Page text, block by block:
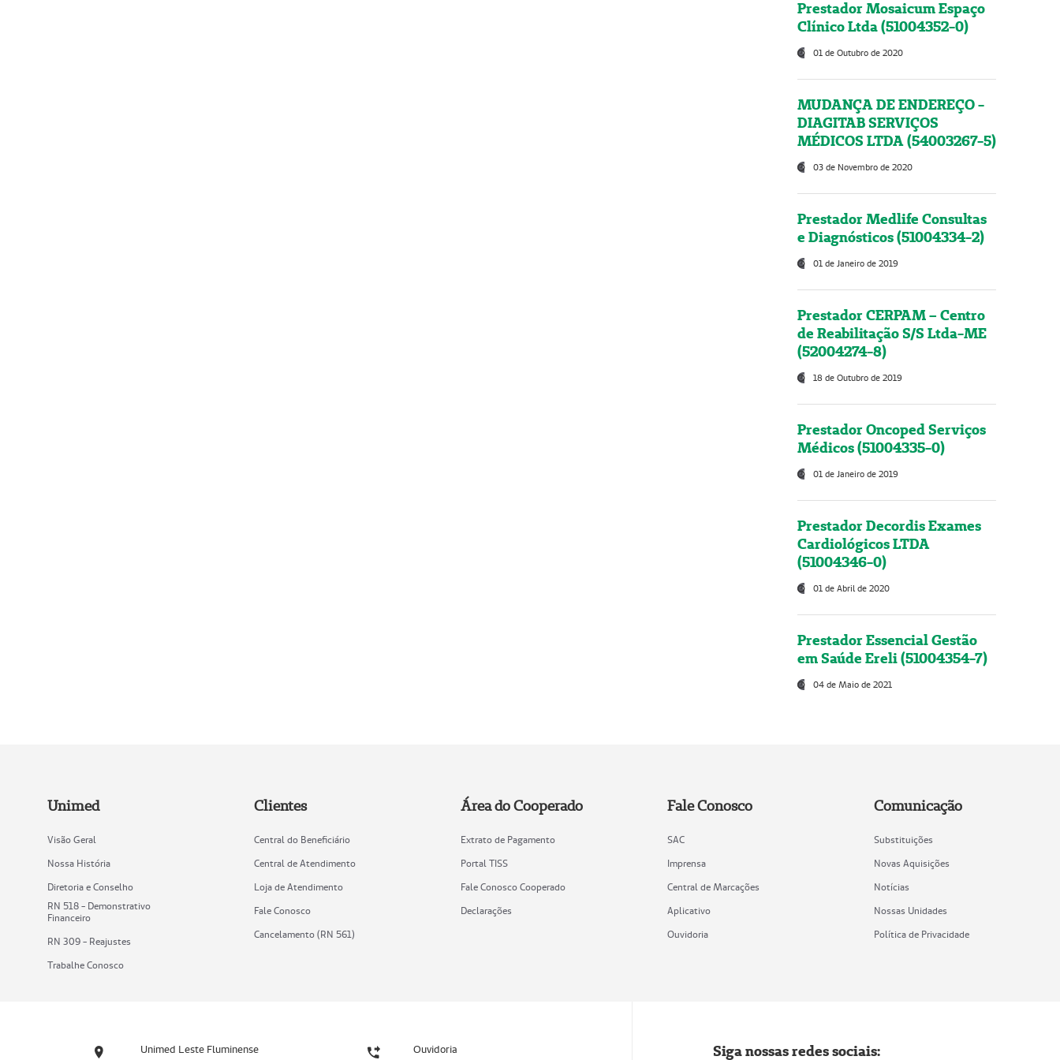
Prestador Mosaicum Espaço
Clínico Ltda (51004352-0)
01 de Outubro de 2020
MUDANÇA DE ENDEREÇO -
DIAGITAB SERVIÇOS
MÉDICOS LTDA (54003267-5)
03 de Novembro de 2020
Prestador Medlife Consultas
e Diagnósticos (51004334-2)
01 de Janeiro de 2019
Prestador CERPAM – Centro
de Reabilitação S/S Ltda-ME
(52004274-8)
18 de Outubro de 2019
Prestador Oncoped Serviços
Médicos (51004335-0)
01 de Janeiro de 2019
Prestador Decordis Exames
Cardiológicos LTDA
(51004346-0)
01 de Abril de 2020
Prestador Essencial Gestão
em Saúde Ereli (51004354-7)
04 de Maio de 2021
Unimed
Visão Geral
Nossa História
Diretoria e Conselho
RN 518 - Demonstrativo
Financeiro
RN 309 - Reajustes
Trabalhe Conosco
Clientes
Central do Beneficiário
Central de Atendimento
Loja de Atendimento
Fale Conosco
Cancelamento (RN 561)
Área do Cooperado
Extrato de Pagamento
Portal TISS
Fale Conosco Cooperado
Declarações
Fale Conosco
SAC
Imprensa
Central de Marcações
Aplicativo
Ouvidoria
Comunicação
Substituições
Novas Aquisições
Notícias
Nossas Unidades
Política de Privacidade
Unimed Leste Fluminense Ouvidoria Siga nossas redes sociais: